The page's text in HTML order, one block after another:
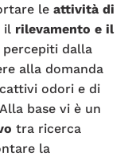
le attività di
il rilevamento e il
percepiti dalla
alla domanda
odori e di
base vi è un
tra ricerca
la